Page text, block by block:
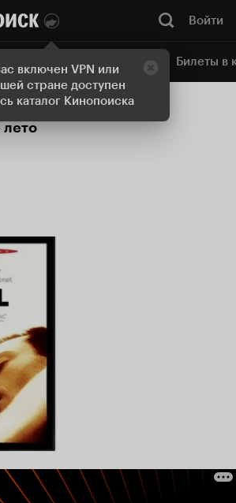
включен VPN или
стране доступен
каталог Кинопоиска
Войти
Онлайн-кинотеатр Билеты в
лето